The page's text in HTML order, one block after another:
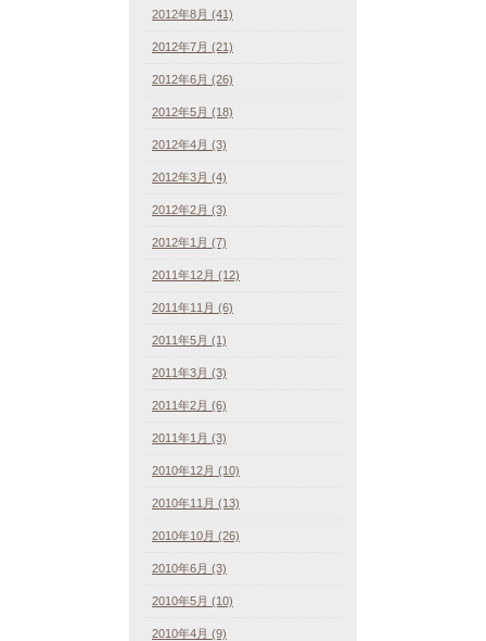
2012年8月 (41)
2012年7月 (21)
2012年6月 (26)
2012年5月 (18)
2012年4月 (3)
2012年3月 (4)
2012年2月 (3)
2012年1月 (7)
2011年12月 (12)
2011年11月 (6)
2011年5月 (1)
2011年3月 (3)
2011年2月 (6)
2011年1月 (3)
2010年12月 (10)
2010年11月 (13)
2010年10月 (26)
2010年6月 (3)
2010年5月 (10)
2010年4月 (9)